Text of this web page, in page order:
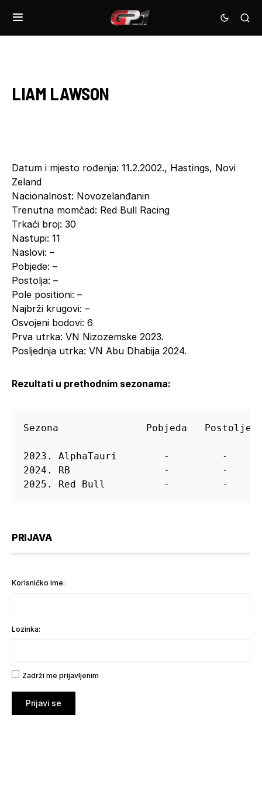
LIAM LAWSON
Datum i mjesto rođenja: 11.2.2002., Hastings, Novi
Zeland
Nacionalnost: Novozelanđanin
Trenutna momčad: Red Bull Racing
Trkaći broj: 30
Nastupi: 11
Naslovi: –
Pobjede: –
Postolja: –
Pole positioni: –
Najbrži krugovi: –
Osvojeni bodovi: 6
Prva utrka: VN Nizozemske 2023.
Posljednja utrka: VN Abu Dhabija 2024.
Rezultati u prethodnim sezonama:
Sezona               Pobjeda   Postolje
2023. AlphaTauri        -         -
2024. RB                -         -
2025. Red Bull          -         -
PRIJAVA
Korisničko ime:
Lozinka:
Zadrži me prijavljenim
Prijavi se